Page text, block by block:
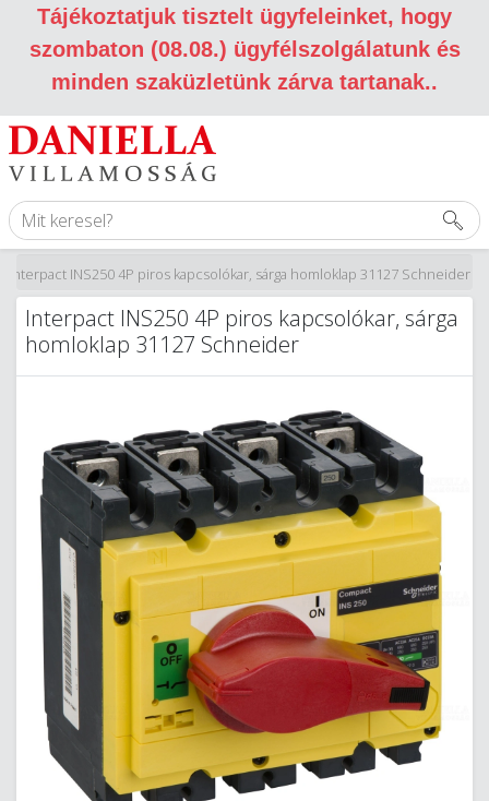
Tájékoztatjuk tisztelt ügyfeleinket, hogy
szombaton (08.08.) ügyfélszolgálatunk és
minden szaküzletünk zárva tartanak..
Interpact INS250 4P piros kapcsolókar, sárga homloklap 31127 Schneider
Interpact INS250 4P piros kapcsolókar, sárga
homloklap 31127 Schneider